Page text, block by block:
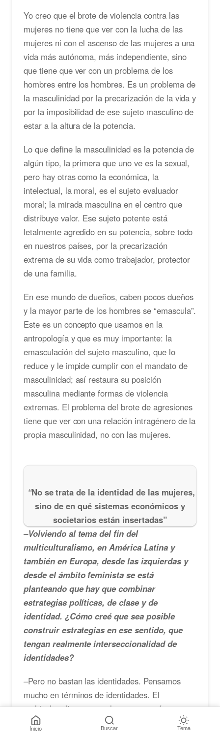
Yo creo que el brote de violencia contra las
mujeres no tiene que ver con la lucha de las
mujeres ni con el ascenso de las mujeres a una
vida más autónoma, más independiente, sino
que tiene que ver con un problema de los
hombres entre los hombres. Es un problema de
la masculinidad por la precarización de la vida y
por la imposibilidad de ese sujeto masculino de
estar a la altura de la potencia.
Lo que define la masculinidad es la potencia de
algún tipo, la primera que uno ve es la sexual,
pero hay otras como la económica, la
intelectual, la moral, es el sujeto evaluador
moral; la mirada masculina en el centro que
distribuye valor. Ese sujeto potente está
letalmente agredido en su potencia, sobre todo
en nuestros países, por la precarización
extrema de su vida como trabajador, protector
de una familia.
En ese mundo de dueños, caben pocos dueños
y la mayor parte de los hombres se “emascula”.
Este es un concepto que usamos en la
antropología y que es muy importante: la
emasculación del sujeto masculino, que lo
reduce y le impide cumplir con el mandato de
masculinidad; así restaura su posición
masculina mediante formas de violencia
extremas. El problema del brote de agresiones
tiene que ver con una relación intragénero de la
propia masculinidad, no con las mujeres.
“No se trata de la identidad de las mujeres,
sino de en qué sistemas económicos y
societarios están insertadas”
–Volviendo al tema del fin del
multiculturalismo, en América Latina y
también en Europa, desde las izquierdas y
desde el ámbito feminista se está
planteando que hay que combinar
estrategias políticas, de clase y de
identidad. ¿Cómo creé que sea posible
construir estrategias en ese sentido, que
tengan realmente interseccionalidad de
identidades?
–Pero no bastan las identidades. Pensamos
mucho en términos de identidades. El
multiculturalismo naturalmente generó
identidades políticas y fue culturalista. El
Inicio Buscar Tema